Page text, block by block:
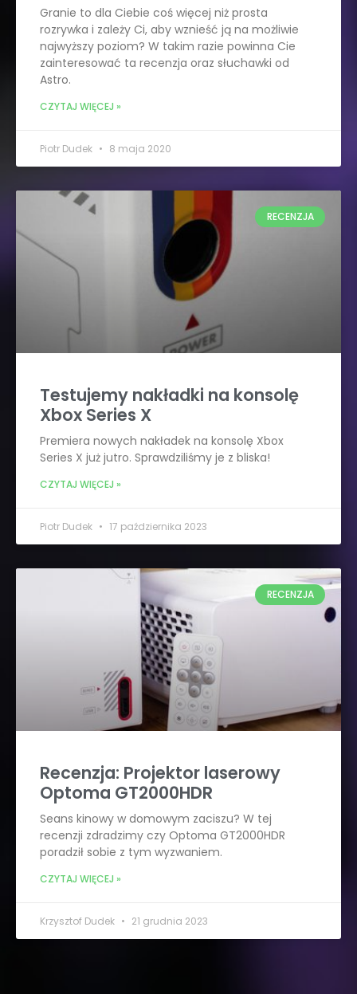
Granie to dla Ciebie coś więcej niż prosta
rozrywka i zależy Ci, aby wznieść ją na możliwie
najwyższy poziom? W takim razie powinna Cie
zainteresować ta recenzja oraz słuchawki od
Astro.
CZYTAJ WIĘCEJ »
Piotr Dudek 8 maja 2020
RECENZJA
Testujemy nakładki na konsolę
Xbox Series X
Premiera nowych nakładek na konsolę Xbox
Series X już jutro. Sprawdziliśmy je z bliska!
CZYTAJ WIĘCEJ »
Piotr Dudek 17 października 2023
RECENZJA
Recenzja: Projektor laserowy
Optoma GT2000HDR
Seans kinowy w domowym zaciszu? W tej
recenzji zdradzimy czy Optoma GT2000HDR
poradził sobie z tym wyzwaniem.
CZYTAJ WIĘCEJ »
Krzysztof Dudek 21 grudnia 2023